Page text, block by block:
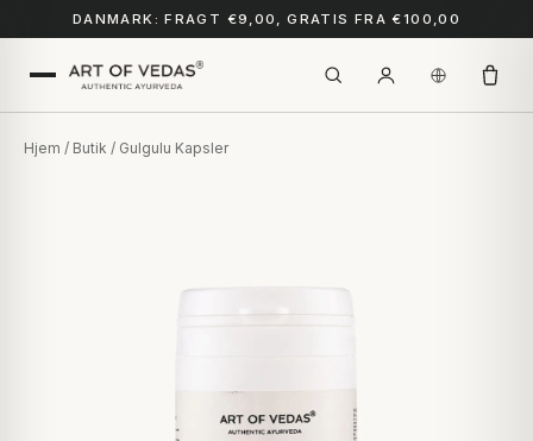
DANMARK: FRAGT €9,00, GRATIS FRA €100,00
Hjem / Butik / Gulgulu Kapsler